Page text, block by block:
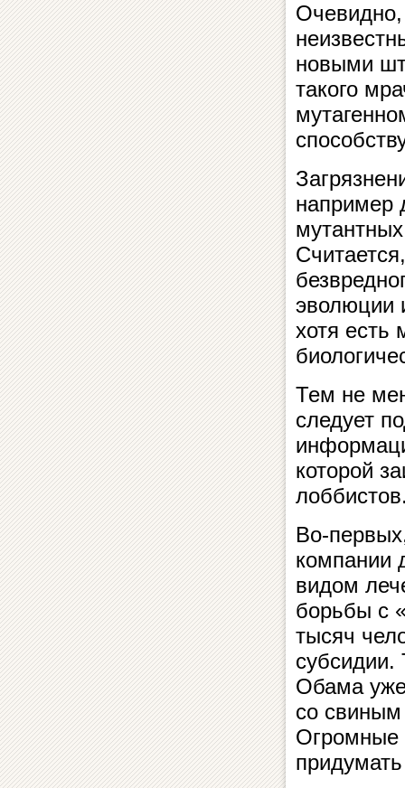
Очевидно,
новыми
такого
например
эволюции
хотя есть
Тем не
следует
которой
Во-
компании
видом
борьбы с
тысяч
субсидии.
Обама
со свиным
Огромные